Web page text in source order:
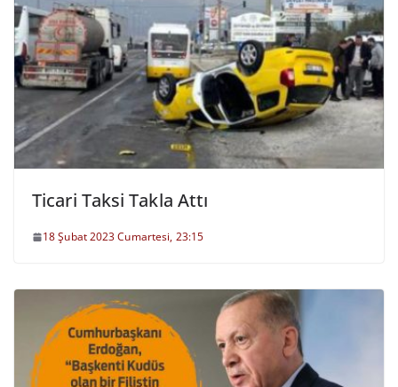
Ticari Taksi Takla Attı
18 Şubat 2023 Cumartesi, 23:15